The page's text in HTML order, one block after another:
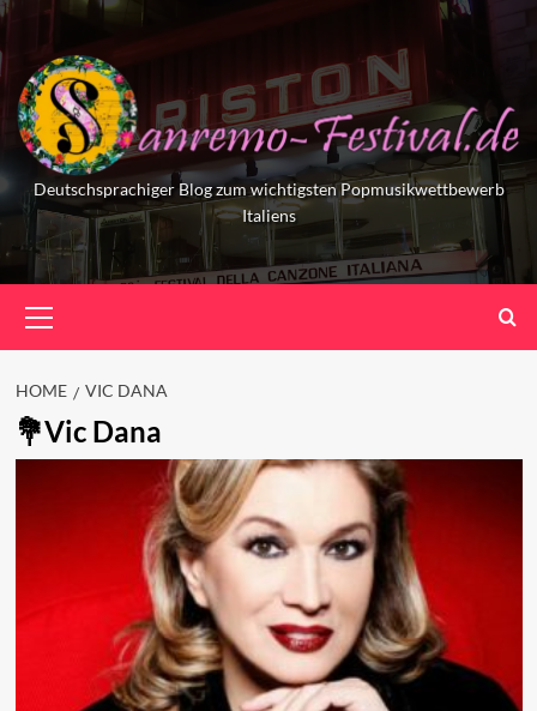
Skip
to
content
Deutschsprachiger Blog zum wichtigsten Popmusikwettbewerb
Italiens
Menu
HOME VIC DANA
Vic Dana